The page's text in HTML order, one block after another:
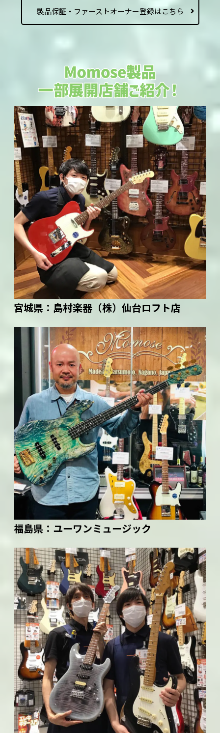
製品保証・ファーストオーナー登録はこちら
宮城県： 島村楽器（株）仙台ロフト店
福島県： ユーワンミュージック